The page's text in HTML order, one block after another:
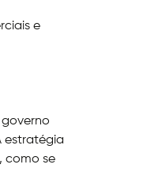
e
estratégia
como se